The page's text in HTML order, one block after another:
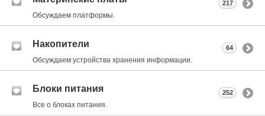
Обсуждаем платформы.
217
Накопители
Обсуждаем устройства хранения информации.
64
Блоки питания
Все о блоках питания.
252